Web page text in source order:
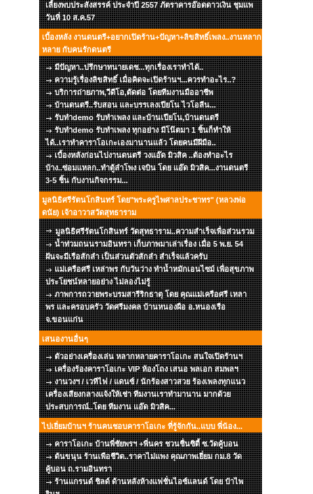
เลี้ยงพบประสังสรรค์ ประจำปี 2557 ภัตราคารอ๊อดดาวเงิน ชุมแพ
วันที่ 10 ส.ค.57
เบื้องหลัง งานดนตรี+อยากเปิดร้าน+ปัญหา+ลิขสิทธิ์เพลง..งานหลาก
หลาย กับคนรักดนตรี
มีปัญหา..ปรึกษาทนายเดช...ทุกเรื่องเราทำได้..
ความรู้เรื่องลิขสิทธิ์ เมื่อคิดจะเปิดร้านฯ...ควรทำอะไร..?
บริการถ่ายภาพ,วีดีโอ,ตัดต่อ โดยทีมงานมืออาชีพ
บ้านดนตรี..รับสอน และบรรเลงเปียโน ไวโอลีน...
รับทำdemo รับทำเพลง และบ้านเปียโน,บ้านดนตรี
รับทำdemo รับทำเพลง ทุกอย่าง มีโน๊ตมา 1 ชิ้นก็ทำให้
ได้..เราทำคาราโอเกะเองมานานแล้ว โดยคนมีฝีมือ..
เบื้องหลังก่อนไปงานดนตรี วงแอ๊ด มิวสิค ..ต้องทำอะไร
บ้าง..ซ่อมแหลก..ทำตู้ลำโพง เจบิน โดย แอ๊ด มิวสิค...งานดนตรี
3-5 ชิ้น กับงานกิจกรรม...
มูลนิธิศรีรัตนโกสินทร์ โดย"พระครูไพศาลประชาทร" (หลวงพ่อ
ดนัย) เจ้าอาวาสวัดสุทธาราม
มูลนิธิศรีรัตนโกสินทร์ วัดสุทธาราม..ความสำเร็จเพื่อส่วนรวม
น้ำท่วมถนนรามอินทรา เก็บภาพมาเล่าเรื่อง เมื่อ 5 พ.ย. 54
ฝันจะมีเรือสักลำ เป็นส่วนตัวสักลำ สำเร็จแล้วครับ
แม่เครือศรี เหล่าพร กับวันว่าง ทำน้ำหมักเอนไซม์ เพื่อสุขภาพ
ประโยชน์หลายอย่าง ไม่ลองไม่รู้
ภาพการถวายพระบรมสารีริกธาตุ โดย คุณแม่เครือศรี เหลา
พร และครอบครัว วัดศรีมงคล บ้านหนองผือ อ.หนองเรือ
จ.ขอนแก่น
เสนองานอื่นๆ
ตัวอย่างเครื่องเล่น หลากหลายคาราโอเกะ สนใจเปิดร้านฯ
เครื่องร้องคาราโอเกะ VIP ห้องโถง เสนอ พลเอก สมพลฯ
งานวงฯ / เวทีไฟ / แดนซ์ / นักร้องสาวสวย ร้องเพลงทุกแนว
เครื่องเสียงกลางแจ้งให้เช่า ทีมงานเราทำมานาน มากด้วย
ประสบการณ์..โดย ทีมงาน แอ๊ด มิวสิค...
ไปเยี่ยมบ้านฯ ร้านคนชอบคาราโอเกะ ที่รู้จักกัน..แบบ พี่น้อง...
คาราโอเกะ บ้านพี่ชัยพรฯ +พี่นคร ชวนชื่นซิตี้ ซ.วัดคู้บอน
ต้นขนุน ร้านเพือชีวิต..ราคาไม่แพง คุณภาพเยี่ยม กม.8 วัด
คู้บอน ถ.รามอินทรา
ร้านแกรนด์ ชิลด์ ด้านหลังห้างแฟชั่นไอซ์แลนด์ โดย ป๋าไพ